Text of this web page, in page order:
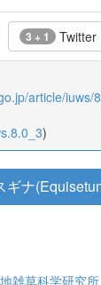
3 + 1 Twitter
article/iuws/
)
ギナ
雑草科学研究所